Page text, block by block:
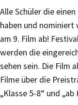
Alle Schüler die
haben und nominiert
am 9. Film ab!
werden die
sehen sein. Die Film
Filme über die
„Klasse 5-8“ und